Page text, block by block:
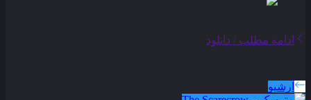
ادامه مطلب / دانلود
آرشیو